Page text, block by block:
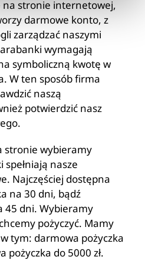
na stronie internetowej,
darmowe konto, z
zarządzać naszymi
wymagają
symboliczną kwotę w
W ten sposób firma
naszą
potwierdzić nasz
stronie wybieramy
nasze
Najczęściej dostępna
na 30 dni, bądź
45 dni. Wybieramy
pożyczyć. Mamy
tym: darmowa pożyczka
pożyczka do 5000 zł.